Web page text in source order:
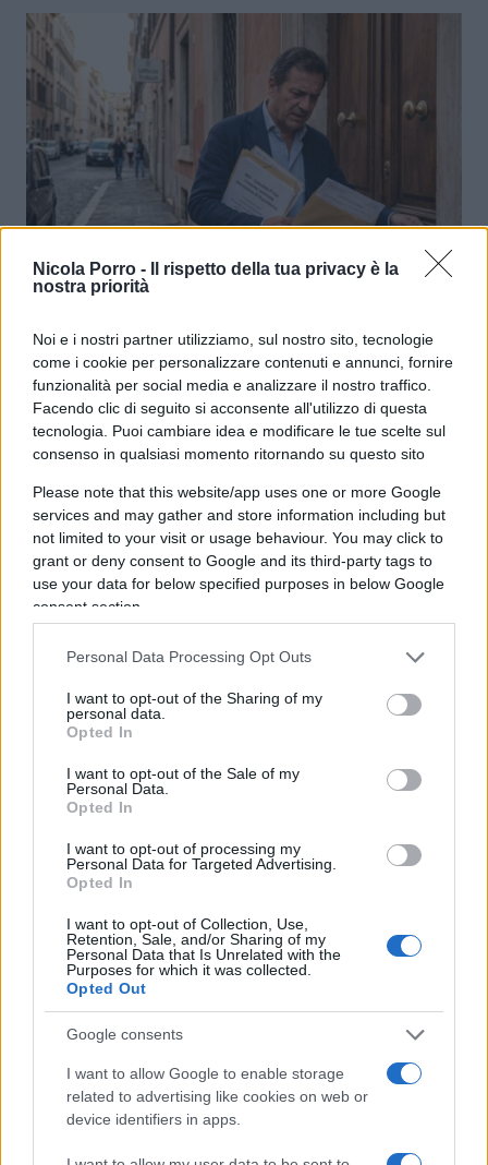
Nicola Porro -
Il rispetto della tua privacy è la
nostra priorità
Noi e i nostri partner utilizziamo, sul nostro sito, tecnologie
come i cookie per personalizzare contenuti e annunci, fornire
funzionalità per social media e analizzare il nostro traffico.
Facendo clic di seguito si acconsente all'utilizzo di questa
tecnologia. Puoi cambiare idea e modificare le tue scelte sul
consenso in qualsiasi momento ritornando su questo sito
Please note that this website/app uses one or more Google
services and may gather and store information including but
not limited to your visit or usage behaviour. You may click to
grant or deny consent to Google and its third-party tags to
use your data for below specified purposes in below Google
consent section.
Personal Data Processing Opt Outs
I want to opt-out of the Sharing of my
personal data.
Opted In
I want to opt-out of the Sale of my
Personal Data.
Opted In
I want to opt-out of processing my
Personal Data for Targeted Advertising.
Opted In
I want to opt-out of Collection, Use,
Retention, Sale, and/or Sharing of my
Personal Data that Is Unrelated with the
Purposes for which it was collected.
Opted Out
Google consents
I want to allow Google to enable storage
related to advertising like cookies on web or
device identifiers in apps.
Imu, anche comproprietà e
comodato sono una trappola
diEnrico Foscarini
23 Luglio 2026, 14:34
canone di locazione?
diEnrico Foscarini
21 Luglio 2026, 7:00